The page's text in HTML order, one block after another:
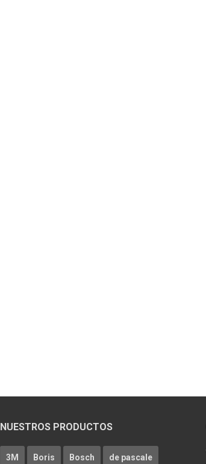
NUESTROS PRODUCTOS
3M Boris Bosch de pascale